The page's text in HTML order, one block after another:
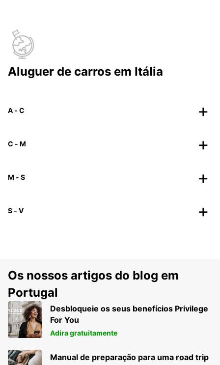
Aluguer de carros em Itália
A - C
C - M
M - S
S - V
Os nossos artigos do blog em
Portugal
Desbloqueie os seus benefícios Privilege
For You
Adira gratuitamente
Manual de preparação para uma road trip